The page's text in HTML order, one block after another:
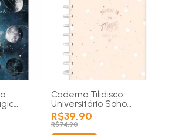
Caderno Tilidisco
Universitário Soho
(Montável) - 1 matérias
80 folhas
R$39,90
R$74,90